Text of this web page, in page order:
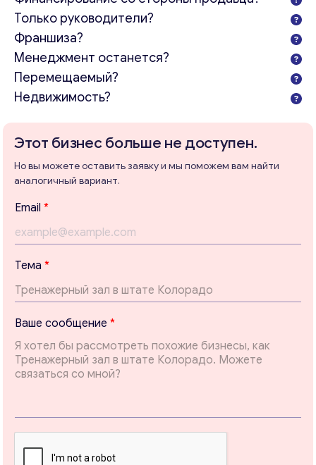
Консультация
Отправьте нам запрос, и мы свяжемся с вами в
Email*
Ваши комментарии*
Только руководители?
Франшиза?
Менеджмент останется?
Перемещаемый?
Недвижимость?
Этот бизнес больше не доступен.
Но вы можете оставить заявку и мы поможем вам найти
аналогичный вариант.
Email *
E
m
a
i
l
В
а
ш
е
м
Тема *
Ваше сообщение *